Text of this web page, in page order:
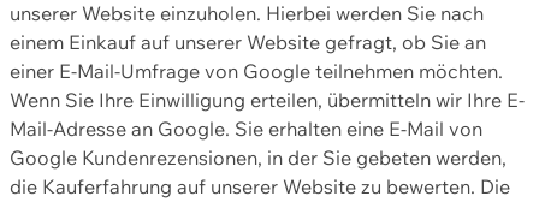
unserer Website einzuholen. Hierbei werden Sie nach
einem Einkauf auf unserer Website gefragt, ob Sie an
einer E-Mail-Umfrage von Google teilnehmen möchten.
Wenn Sie Ihre Einwilligung erteilen, übermitteln wir Ihre E-
Mail-Adresse an Google. Sie erhalten eine E-Mail von
Google Kundenrezensionen, in der Sie gebeten werden,
die Kauferfahrung auf unserer Website zu bewerten. Die